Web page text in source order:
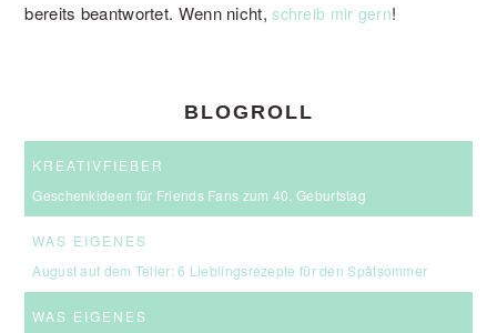
bereits beantwortet. Wenn nicht,schreib mir gern!
BLOGROLL
KREATIVFIEBER
Geschenkideen für Friends Fans zum 40. Geburtstag
WAS EIGENES
August auf dem Teller: 6 Lieblingsrezepte für den Spätsommer
WAS EIGENES